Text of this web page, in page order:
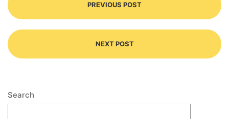
PREVIOUS POST
NEXT POST
Search